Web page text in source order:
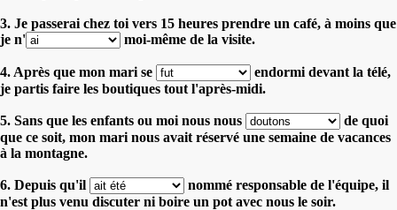
3. Je passerai chez toi vers 15 heures prendre un café, à moins que
je n'
moi-même de la visite.
4. Après que mon mari se
endormi devant la télé,
je partis faire les boutiques tout l'après-midi.
5. Sans que les enfants ou moi nous nous
de quoi
que ce soit, mon mari nous avait réservé une semaine de vacances
à la montagne.
6. Depuis qu'il
nommé responsable de l'équipe, il
n'est plus venu discuter ni boire un pot avec nous le soir.